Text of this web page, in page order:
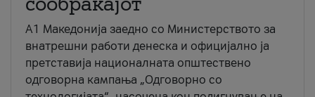
A1 Македонија заедно со Министерството за
внатрешни работи денеска и официјално ја
претставија националната општествено
одговорна кампања „Одговорно со